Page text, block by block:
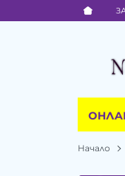
Начало